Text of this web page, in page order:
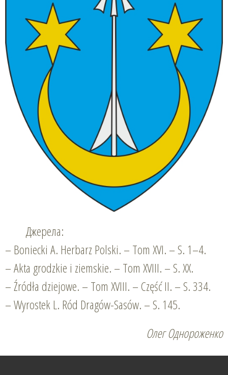
Джерела:
– Boniecki A. Herbarz Polski. – Tom ХVІ. – S. 1–4.
– Akta grodzkie i ziemskie. – Tom XVIII. – S. ХХ.
– Źródła dziejowe. – Tom XVIII. – Część II. – S. 334.
– Wyrostek L. Ród Dragów-Sasów. – S. 145.
Олег Однороженко